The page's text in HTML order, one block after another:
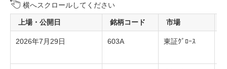
横へスクロールしてください
上場・公開日 銘柄コード 市場
2026年7月29日 603A 東証ｸﾞﾛｰｽ